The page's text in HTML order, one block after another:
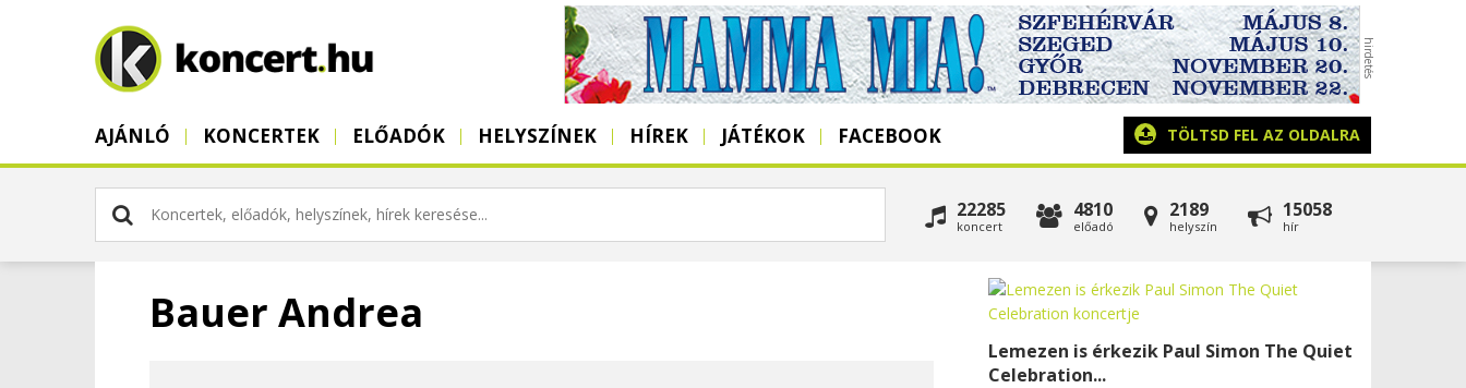
AJÁNLÓ KONCERTEK ELŐADÓK HELYSZÍNEK HÍREK JÁTÉKOK FACEBOOK TÖLTSD FEL AZ OLDALRA
22285
koncert
4810
előadó
2189
helyszín
15058
hír
Bauer Andrea
Lemezen is érkezik Paul Simon The Quiet
Celebration...